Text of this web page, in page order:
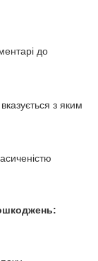
до
з яким